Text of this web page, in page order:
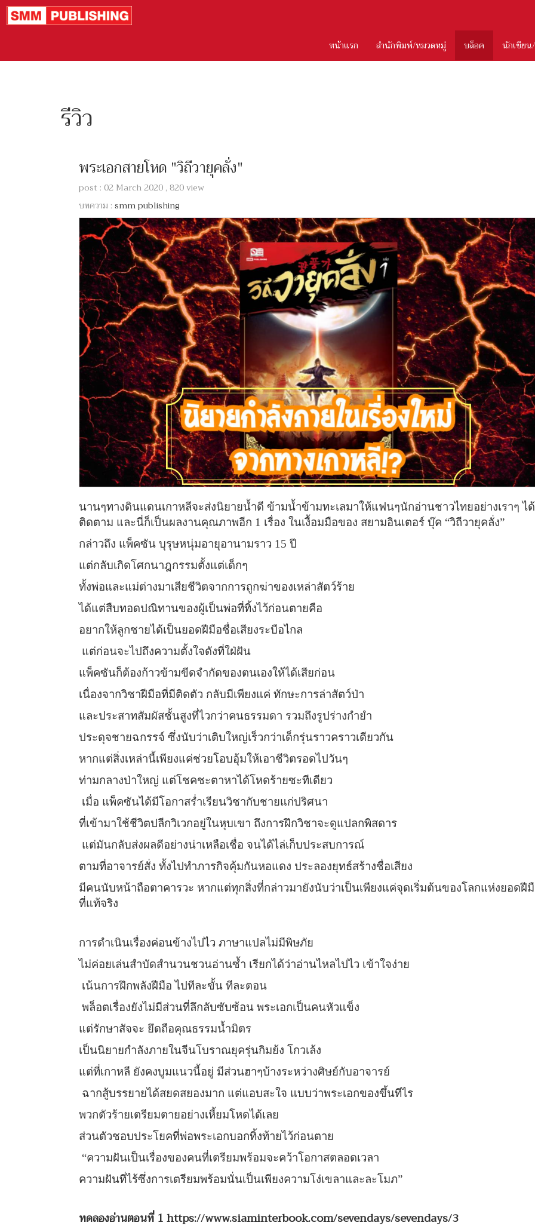
หน้าแรก สำนักพิมพ์/หมวดหมู่ บล็อค นักเขีย
รีวิว
พระเอกสายโหด "วิถีวายุคลั่ง"
post : 02 March 2020 , 820 view
บทความ : smm publishing
นานๆทางดินแดนเกาหลีจะส่งนิยายน้ำดี ข้ามน้ำข้ามทะเลมาให้แฟนๆนักอ่านชาวไทยอย่างเราๆ ได้
ติดตาม และนี่ก็เป็นผลงานคุณภาพอีก 1 เรื่อง ในเงื้อมมือของ สยามอินเตอร์ บุ๊ค “วิถีวายุคลั่ง”
กล่าวถึง แพ็คซัน บุรุษหนุ่มอายุอานามราว 15 ปี
แต่กลับเกิดโศกนาฎกรรมตั้งแต่เด็กๆ
ทั้งพ่อและแม่ต่างมาเสียชีวิตจากการถูกฆ่าของเหล่าสัตว์ร้าย
ได้แต่สืบทอดปณิทานของผู้เป็นพ่อที่ทิ้งไว้ก่อนตายคือ
อยากให้ลูกชายได้เป็นยอดฝีมือชื่อเสียงระบือไกล
แต่ก่อนจะไปถึงความตั้งใจดังที่ใฝ่ฝัน
แพ็คซันก็ต้องก้าวข้ามขีดจำกัดของตนเองให้ได้เสียก่อน
เนื่องจากวิชาฝีมือที่มีติดตัว กลับมีเพียงแค่ ทักษะการล่าสัตว์ป่า
และประสาทสัมผัสชั้นสูงที่ไวกว่าคนธรรมดา รวมถึงรูปร่างกำยำ
ประดุจชายฉกรรจ์ ซึ่งนับว่าเติบใหญ่เร็วกว่าเด็กรุ่นราวคราวเดียวกัน
หากแต่สิ่งเหล่านี้เพียงแค่ช่วยโอบอุ้มให้เอาชีวิตรอดไปวันๆ
ท่ามกลางป่าใหญ่ แต่โชคชะตาหาได้โหดร้ายซะทีเดียว
เมื่อ แพ็คซันได้มีโอกาสร่ำเรียนวิชากับชายแก่ปริศนา
ที่เข้ามาใช้ชีวิตปลีกวิเวกอยู่ในหุบเขา ถึงการฝึกวิชาจะดูแปลกพิสดาร
แต่มันกลับส่งผลดีอย่างน่าเหลือเชื่อ จนได้ไล่เก็บประสบการณ์
ตามที่อาจารย์สั่ง ทั้งไปทำภารกิจคุ้มกันหอแดง ประลองยุทธ์สร้างชื่อเสียง
มีคนนับหน้าถือตาคารวะ หากแต่ทุกสิ่งที่กล่าวมายังนับว่าเป็นเพียงแค่จุดเริ่มต้นของโลกแห่งยอดฝี
ที่แท้จริง
การดำเนินเรื่องค่อนข้างไปไว ภาษาแปลไม่มีพิษภัย
ไม่ค่อยเล่นสำบัดสำนวนชวนอ่านซ้ำ เรียกได้ว่าอ่านไหลไปไว เข้าใจง่าย
เน้นการฝึกพลังฝีมือ ไปทีละขั้น ทีละตอน
พล็อตเรื่องยังไม่มีส่วนที่ลึกลับซับซ้อน พระเอกเป็นคนหัวแข็ง
แต่รักษาสัจจะ ยึดถือคุณธรรมน้ำมิตร
เป็นนิยายกำลังภายในจีนโบราณยุครุ่นกิมย้ง โกวเล้ง
แต่ที่เกาหลี ยังคงบูมแนวนี้อยู่ มีส่วนฮาๆบ้างระหว่างศิษย์กับอาจารย์
ฉากสู้บรรยายได้สยดสยองมาก แต่แอบสะใจ แบบว่าพระเอกของขึ้นทีไร
พวกตัวร้ายเตรียมตายอย่างเหี้ยมโหดได้เลย
ส่วนตัวชอบประโยคที่พ่อพระเอกบอกทิ้งท้ายไว้ก่อนตาย
“ความฝันเป็นเรื่องของคนที่เตรียมพร้อมจะคว้าโอกาสตลอดเวลา
ความฝันที่ไร้ซึ่งการเตรียมพร้อมนั่นเป็นเพียงความโง่เขลาและละโมภ”
ทดลองอ่านตอนที่ 1https://www.siaminterbook.com/sevendays/sevendays/3